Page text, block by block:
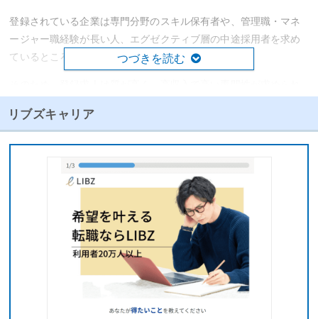
登録されている企業は専門分野のスキル保有者や、管理職・マネ
ージャー職経験が長い人、エグゼクティブ層の中途採用者を求め
ているところが多くなっています。
で評価されておらず、
さらに、JACリクルートメントはグローバル企業で全世界に拠点
を持つため、海外求人や外資系企業の求人が数多く登録されてい
コンサルタントも海外企業や外資系企業への転職実績を持ち、英
語のレジュメ作成サポート対応などのスキルも持っています。海
外企業や外資系企業へ条件の良い転職を望んでいる人にもおすす
一方で、転職初心者、未経験からの転職者などには向かず、親身
つづきを読む
リブズキャリア